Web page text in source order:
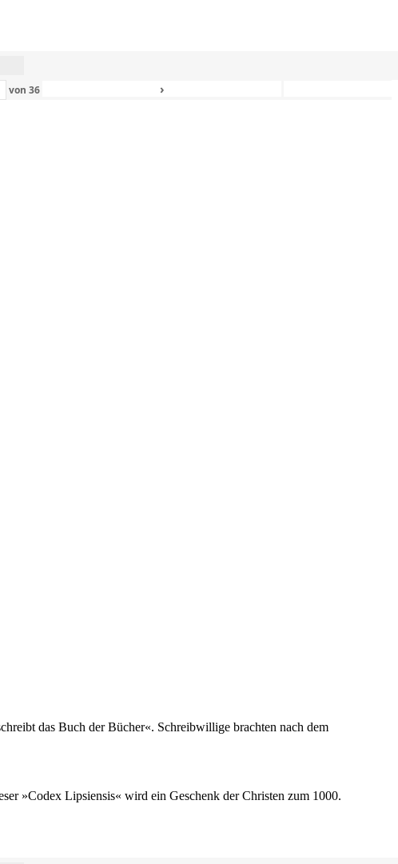
von36 ›
das Buch der Bücher«. Schreibwillige brachten nach dem
»Codex Lipsiensis« wird ein Geschenk der Christen zum 1000.